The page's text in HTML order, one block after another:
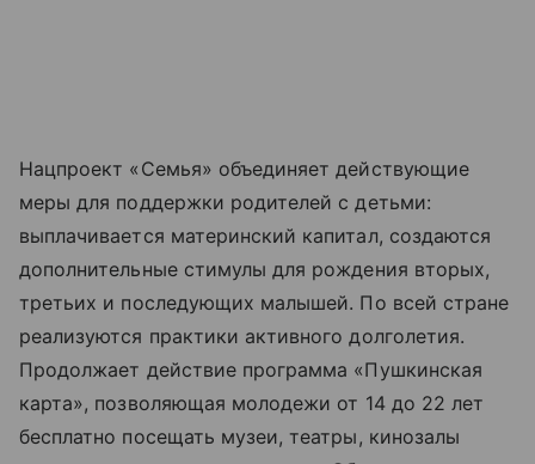
Нацпроект «Семья» объединяет действующие
меры для поддержки родителей с детьми:
выплачивается материнский капитал, создаются
дополнительные стимулы для рождения вторых,
третьих и последующих малышей. По всей стране
реализуются практики активного долголетия.
Продолжает действие программа «Пушкинская
карта», позволяющая молодежи от 14 до 22 лет
бесплатно посещать музеи, театры, кинозалы